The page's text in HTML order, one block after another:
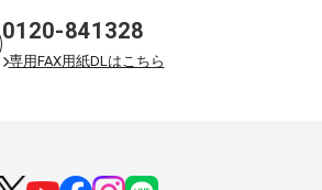
0120-841328
専用FAX用紙DLはこちら